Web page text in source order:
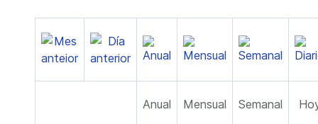
Anual Mensual Semanal